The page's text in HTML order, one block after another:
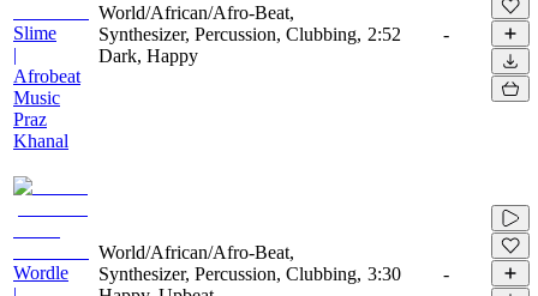
Slime
|
Afrobeat
Music
Praz
Khanal
World/African/Afro-Beat,
Synthesizer, Percussion, Clubbing,
Dark, Happy
2:52 -
Wordle
World/African/Afro-Beat,
Synthesizer, Percussion, Clubbing, 3:30 -